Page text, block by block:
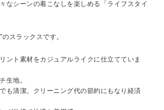
なシーンの着こなしを楽しめる「ライフスタイ
スラックスです。
ント素材をカジュアルライクに仕立てていま
生地。
も清潔。クリーニング代の節約にもなり経済